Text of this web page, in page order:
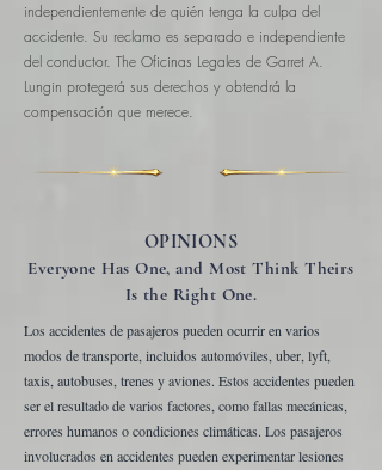
independientemente de quién tenga la culpa del
accidente. Su reclamo es separado e independiente
del conductor. The Oficinas Legales de Garret A.
Lungin protegerá sus derechos y obtendrá la
compensación que merece.
OPINIONS
Everyone Has One, and Most Think Theirs
Is the Right One.
Los accidentes de pasajeros pueden ocurrir en varios
modos de transporte, incluidos automóviles, uber, lyft,
taxis, autobuses, trenes y aviones. Estos accidentes pueden
ser el resultado de varios factores, como fallas mecánicas,
errores humanos o condiciones climáticas. Los pasajeros
involucrados en accidentes pueden experimentar lesiones